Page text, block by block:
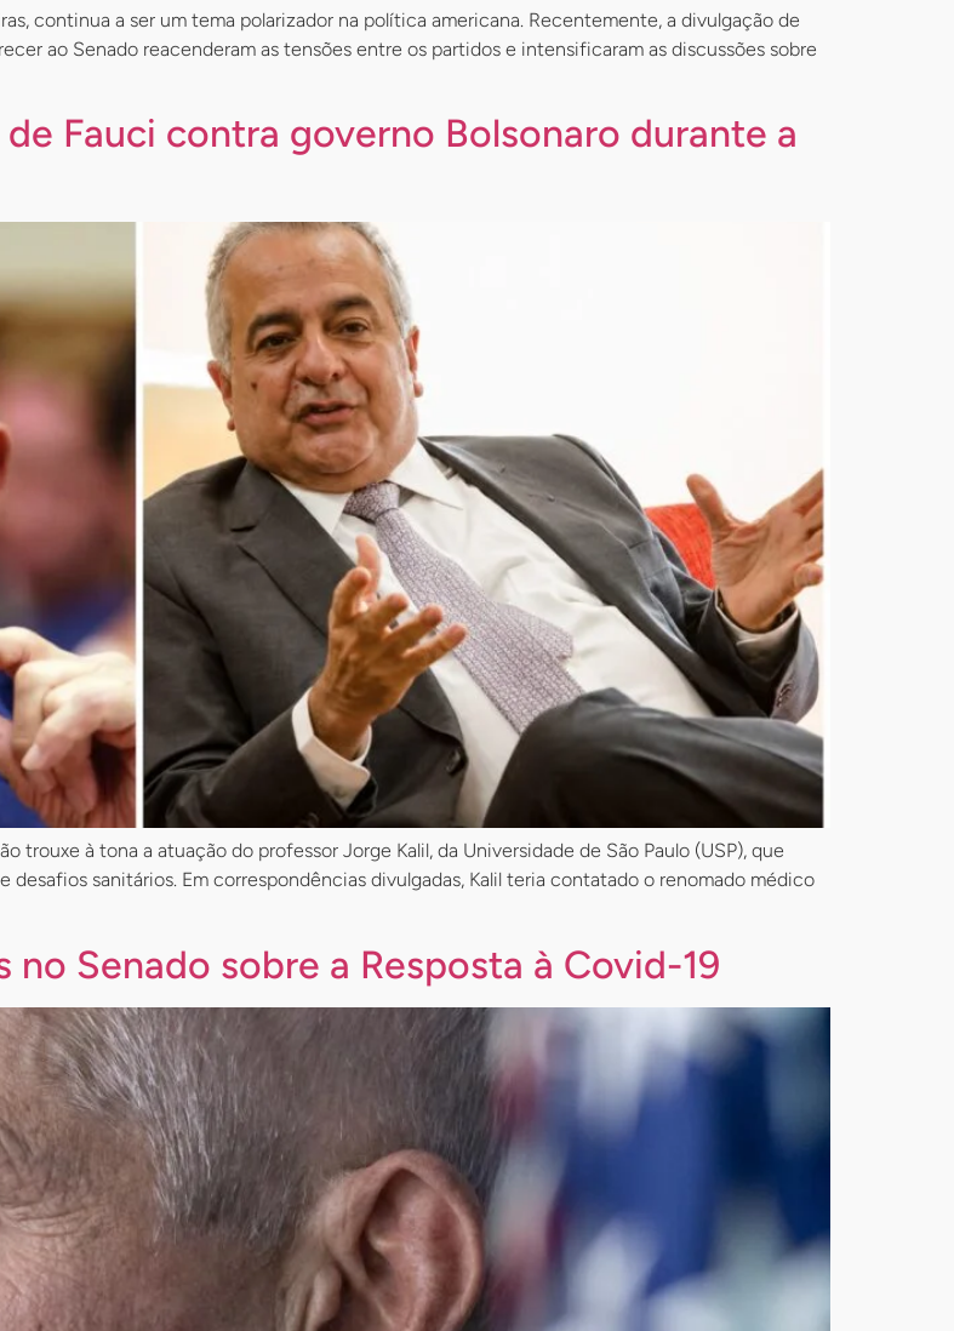
continua a ser um tema polarizador na política americana. Recentemente, a divulgação de
ao Senado reacenderam as tensões entre os partidos e intensificaram as discussões sobre
Fauci contra governo Bolsonaro durante a
à tona a atuação do professor Jorge Kalil, da Universidade de São Paulo (USP), que
sanitários. Em correspondências divulgadas, Kalil teria contatado o renomado médico
Senado sobre a Resposta à Covid-19